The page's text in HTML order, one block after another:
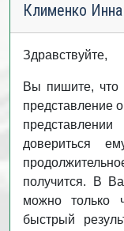
Клименко Инна
Здравствуйте,
Вы пишите, что
представление
довериться
получится. В
можно только
быстрый